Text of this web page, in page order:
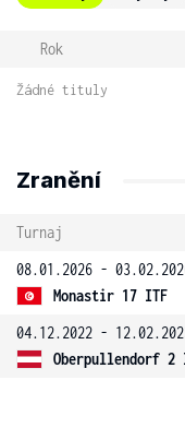
Rok
Žádné tituly
Zranění
Turnaj
08.01.2026 -
Monastir 17 ITF
04.12.2022 -
Oberpullendorf 2